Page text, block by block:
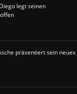
legt seinen
präsentiert sein neues